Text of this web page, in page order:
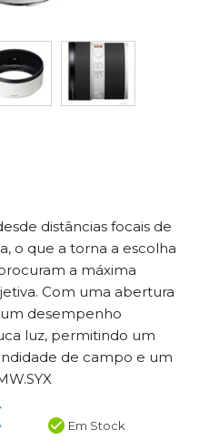
distâncias focais de
o que a torna a escolha
a máxima
Com uma abertura
desempenho
luz, permitindo um
de campo e um
Em Stock